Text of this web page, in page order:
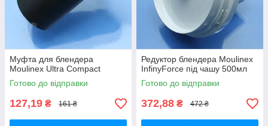
Муфта для блендера
Moulinex Ultra Compact
Готово до відправки
127,19 ₴ 161 ₴
Редуктор блендера Moulinex
InfinyForce під чашу 500мл
Готово до відправки
372,88 ₴ 472 ₴